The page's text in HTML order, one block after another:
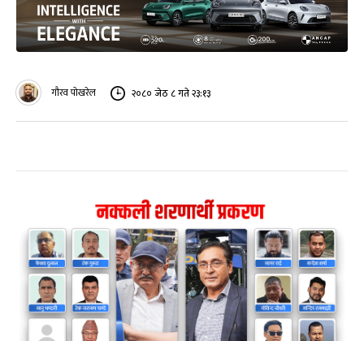
गौरव पोखरेल २०८० जेठ ८ गते २३:१३